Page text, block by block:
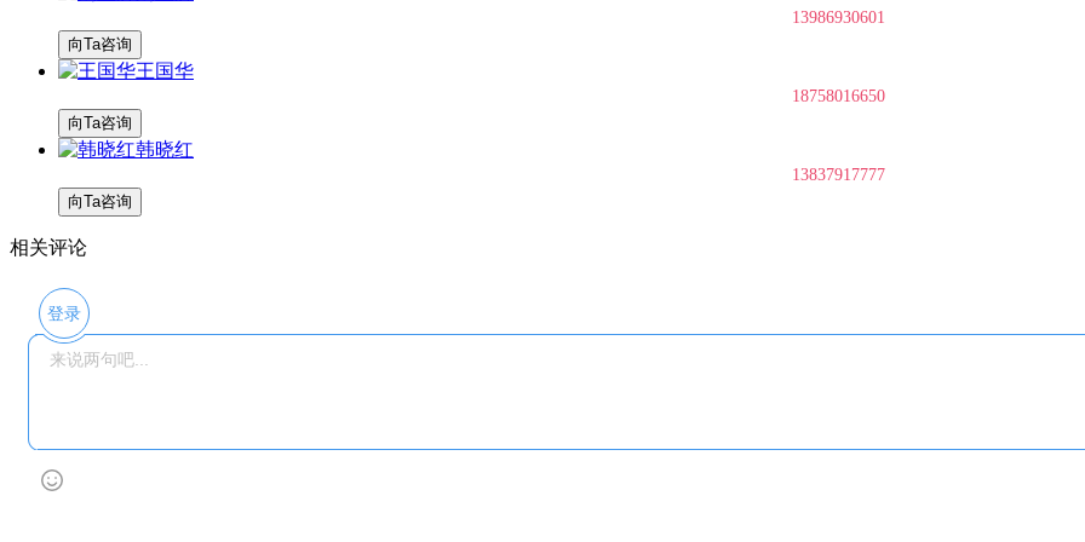
13986930601
向Ta咨询
王国华
18758016650
向Ta咨询
韩晓红
13837917777
向Ta咨询
相关评论
登录